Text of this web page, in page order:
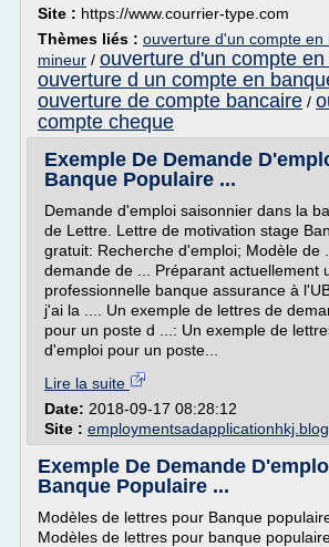
Site : https://www.courrier-type.com
Thèmes liés : ouverture d'un compte en
mineur / ouverture d'un compte
ouverture d un compte en
ouverture de compte bancaire /
compte cheque
Exemple De Demande
Banque Populaire ...
Demande d'emploi saisonnier dans la
de Lettre. Lettre de motivation stage
gratuit: Recherche d'emploi; Modèle de
demande de ... Préparant actuellement
professionnelle banque assurance à
j'ai la .... Un exemple de lettres de
pour un poste d ...: Un exemple de
d'emploi pour un poste...
Lire la suite
Date: 2018-09-17 08:28:12
Site :
Exemple De Demande
Banque Populaire ...
Modèles de lettres pour Banque
Modèles de lettres pour banque